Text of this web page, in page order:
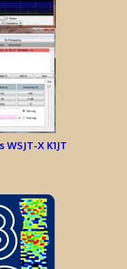
X K1JT